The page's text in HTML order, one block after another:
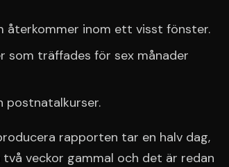
återkommer inom ett visst fönster.
som träffades för sex månader
postnatalkurser.
rapporten tar en halv dag,
veckor gammal och det är redan